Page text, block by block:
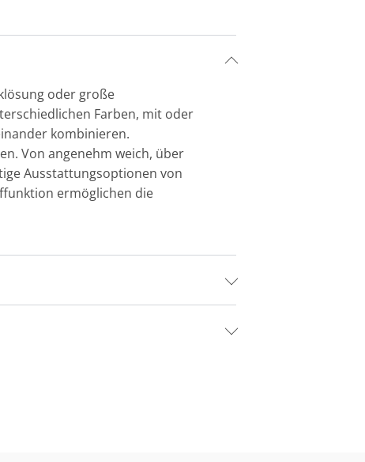
oder große
Farben, mit oder
kombinieren.
Von angenehm weich, über
Ausstattungsoptionen von
ermöglichen die